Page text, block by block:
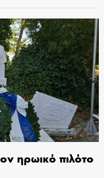
ηρωικό πιλότο